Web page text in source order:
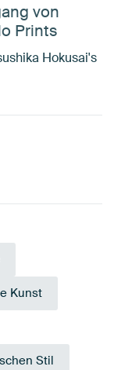
von
Prints
Hokusai's
Kunst
Stil